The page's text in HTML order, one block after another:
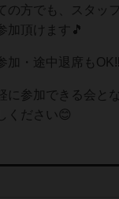
の方でも、スタッ
加頂けます🎵
加・途中退席もOK‼️
に参加できる会と
ください😊